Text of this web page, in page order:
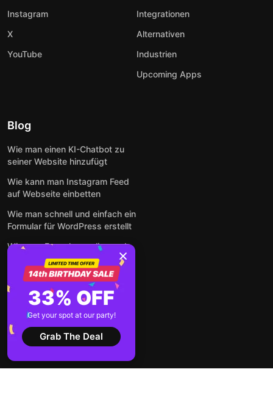
Instagram
X
YouTube
Integrationen
Alternativen
Industrien
Upcoming Apps
Blog
Wie man einen KI-Chatbot zu
seiner Website hinzufügt
Wie kann man Instagram Feed
auf Webseite einbetten
Wie man schnell und einfach ein
Formular für WordPress erstellt
Wie man Formulare online und
kostenlos auf jeder Website
einbettet
So betten Sie Google-
Bewertungen kostenlos auf
einer Website ein
Alle Beiträge anzeigen
33% OFF
Get your spot at our party!
Grab The Deal